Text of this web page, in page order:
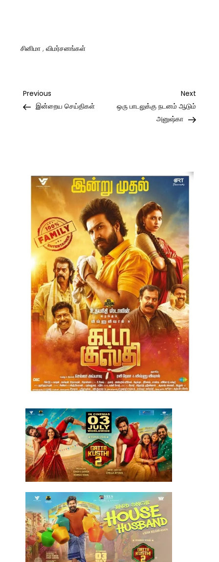
சினிமா ,விமர்சனங்கள்
Post
Previous
Post
Previous
இன்றைய செய்திகள்
Next
Post
Next
ஒரு பாடலுக்கு நடனம் ஆடும்
அனுஷ்கா